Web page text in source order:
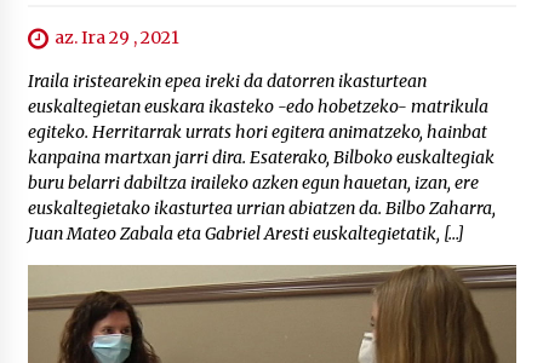
az. Ira 29 , 2021
Iraila iristearekin epea ireki da datorren ikasturtean
euskaltegietan euskara ikasteko -edo hobetzeko- matrikula
egiteko. Herritarrak urrats hori egitera animatzeko, hainbat
kanpaina martxan jarri dira. Esaterako, Bilboko euskaltegiak
buru belarri dabiltza iraileko azken egun hauetan, izan, ere
euskaltegietako ikasturtea urrian abiatzen da. Bilbo Zaharra,
Juan Mateo Zabala eta Gabriel Aresti euskaltegietatik, […]